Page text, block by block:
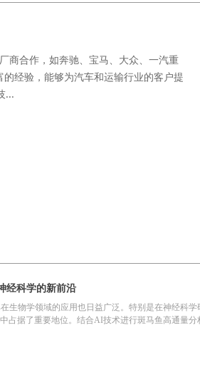
商合作，如奔驰、宝马、大众、一汽重
经验，能够为汽车和运输行业的客户提
...
经科学的新前沿
生物学领域的应用也日益广泛。特别是在神经科
占据了重要地位。结合AI技术进行斑马鱼高通量分